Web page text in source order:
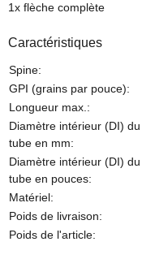
1x flèche complète
Caractéristiques
Spine:
GPI (grains par pouce):
Longueur max.:
Diamètre intérieur (DI) du
tube en mm:
Diamètre intérieur (DI) du
tube en pouces:
Matériel:
Poids de livraison:
Poids de l'article: